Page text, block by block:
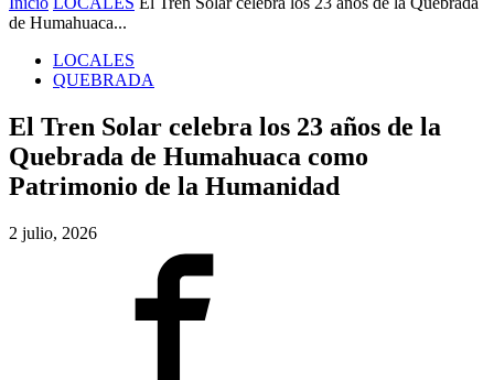
de Humahuaca...
LOCALES
QUEBRADA
El Tren Solar celebra los 23 años de la
Quebrada de Humahuaca como
Patrimonio de la Humanidad
2 julio, 2026